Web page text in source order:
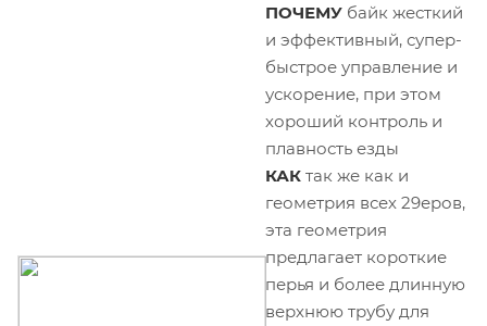
ПОЧЕМУ байк жесткий
и эффективный, супер-
быстрое управление и
ускорение, при этом
хороший контроль и
плавность езды
КАК так же как и
геометрия всех 29еров,
эта геометрия
предлагает короткие
перья и более длинную
верхнюю трубу для